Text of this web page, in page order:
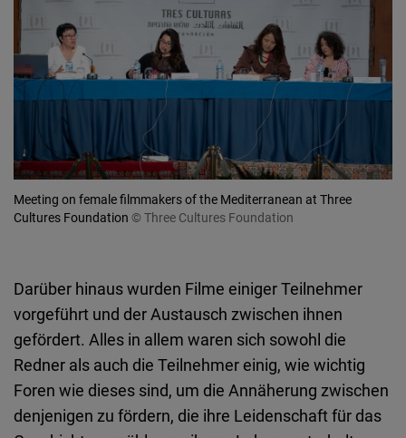
Meeting on female filmmakers of the Mediterranean at Three
Cultures Foundation © Three Cultures Foundation
Darüber hinaus wurden Filme einiger Teilnehmer
vorgeführt und der Austausch zwischen ihnen
gefördert. Alles in allem waren sich sowohl die
Redner als auch die Teilnehmer einig, wie wichtig
Foren wie dieses sind, um die Annäherung zwischen
denjenigen zu fördern, die ihre Leidenschaft für das